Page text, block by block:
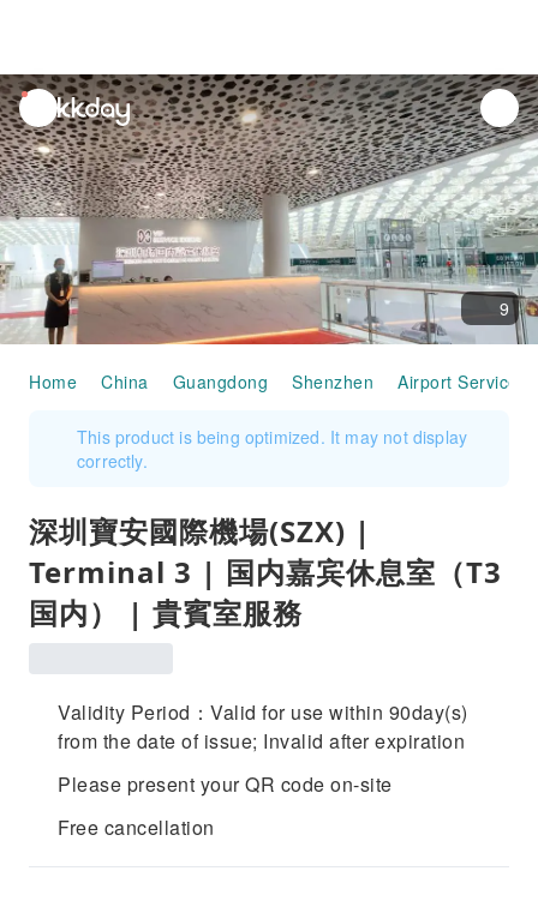
unread
notifications
9
Home China Guangdong Shenzhen Airport Services
This product is being optimized. It may not display
correctly.
深圳寶安國際機場(SZX) |
Terminal 3 | 国内嘉宾休息室（T3
国内） | 貴賓室服務
Validity Period：Valid for use within 90day(s)
from the date of issue; Invalid after expiration
Please present your QR code on-site
Free cancellation